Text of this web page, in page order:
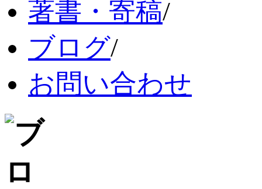
著書・寄稿/
ブログ/
お問い合わせ